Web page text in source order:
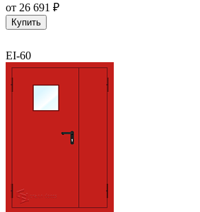
от 26 691 ₽
Купить
EI-60